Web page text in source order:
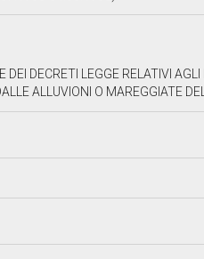
DECRETI LEGGE RELATIVI
ALLUVIONI O MAREGGIATE